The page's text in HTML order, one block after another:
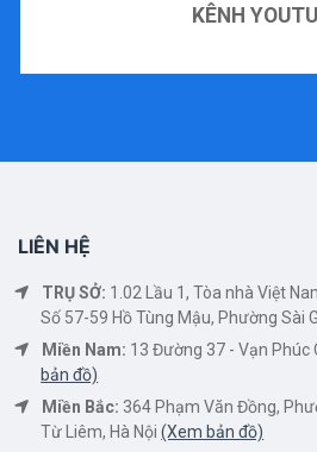
KÊNH
LIÊN HỆ
TRỤ SỞ: 1.02 Lầu 1, Tòa nhà Việt
Số 57-59 Hồ Tùng Mậu, Phường Sài
Miền Nam: 13 Đường 37 - Vạn Phúc
bản đồ)
Miền Bắc: 364 Phạm Văn Đồng,
Từ Liêm, Hà Nội(Xem bản đồ)